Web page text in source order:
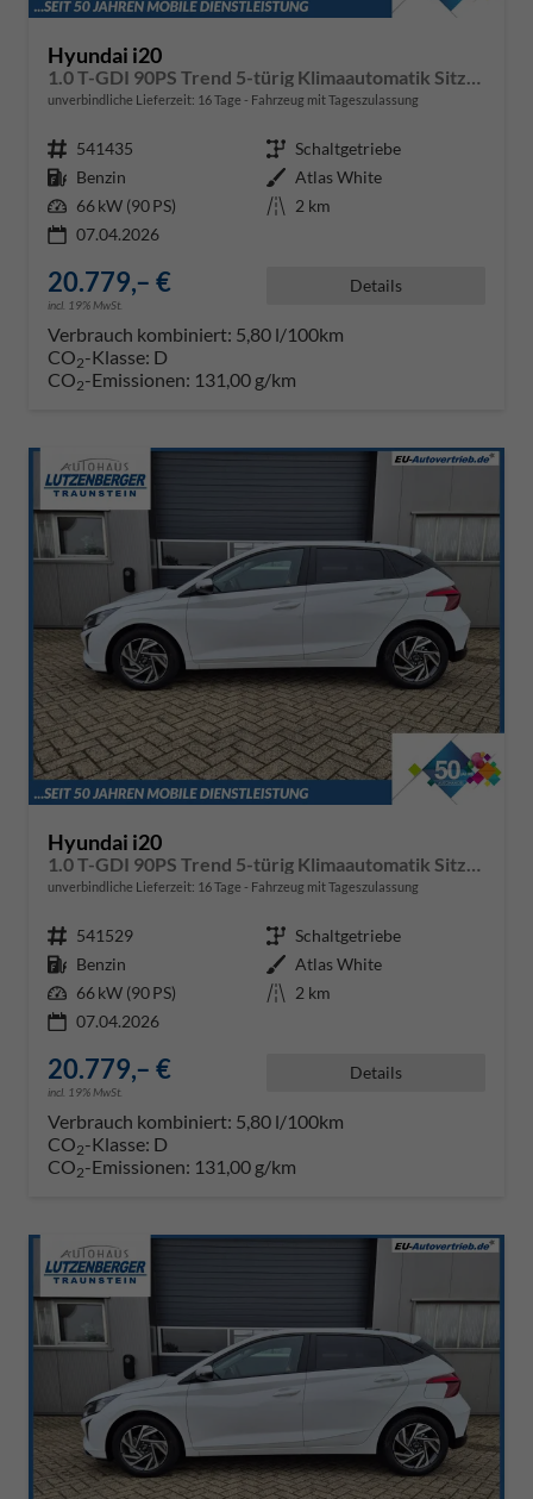
Hyundai i20
unverbindliche Lieferzeit: 16 Tage Fahrzeug mit Tageszulassung
Fahrzeugnr. 541435 Getriebe Schaltgetriebe
Kraftstoff Benzin Außenfarbe Atlas White
Leistung 66 kW (90 PS) Kilometerstand 2 km
07.04.2026
20.779,– €
incl. 19% MwSt.
Details
Verbrauch kombiniert: 5,80 l/100km
CO2-Klasse: D
CO2-Emissionen: 131,00 g/km
Hyundai i20
unverbindliche Lieferzeit: 16 Tage Fahrzeug mit Tageszulassung
Fahrzeugnr. 541529 Getriebe Schaltgetriebe
Kraftstoff Benzin Außenfarbe Atlas White
Leistung 66 kW (90 PS) Kilometerstand 2 km
07.04.2026
20.779,– €
incl. 19% MwSt.
Details
Verbrauch kombiniert: 5,80 l/100km
CO2-Klasse: D
CO2-Emissionen: 131,00 g/km